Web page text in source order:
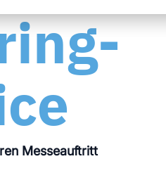
Schauen
Messeauftritt